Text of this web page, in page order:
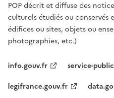
POP décrit et diffuse des
culturels étudiés ou conservés
édifices ou sites, objets ou
photographies, etc.)
info.gouv.fr
service-
legifrance.gouv.fr